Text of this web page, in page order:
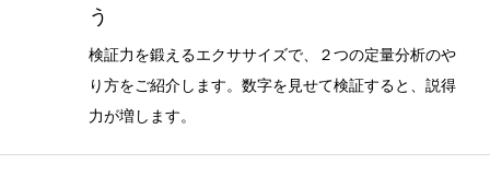
う
検証力を鍛えるエクササイズで、２つの定量分析のや
り方をご紹介します。数字を見せて検証すると、説得
力が増します。